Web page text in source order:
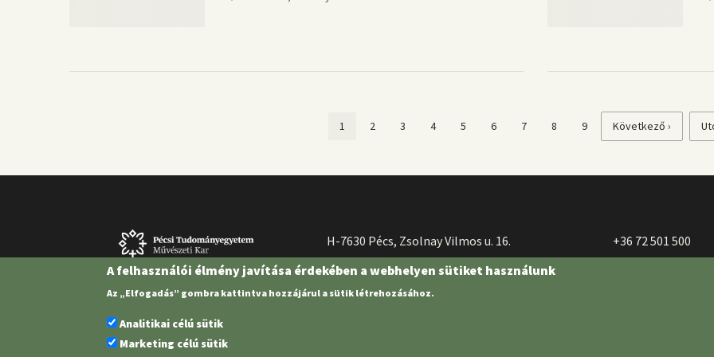
Jelenlegi
1 Page
2 Page
3 Page
4 Page
5 Page
6 Page
7 Page
8 Page
9
Következő
oldal
Következő ›
H-7630 Pécs, Zsolnay Vilmos u. 16.
+36 72 501 500
A felhasználói élmény javítása érdekében a webhelyen sütiket használunk
Az „Elfogadás” gombra kattintva hozzájárul a sütik létrehozásához.
Analitikai célú sütik
Marketing célú sütik